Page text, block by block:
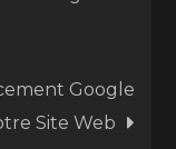
Google
Site Web